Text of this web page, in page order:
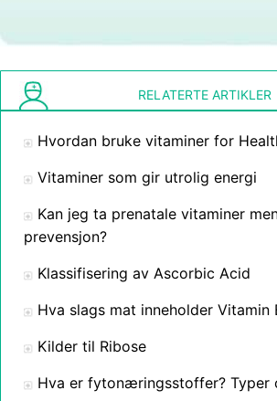
RELATERTE ARTIKLER
Hvordan bruke vitaminer for
Vitaminer som gir utrolig energi
Kan jeg ta prenatale vitaminer
prevensjon?
Klassifisering av Ascorbic Acid
Hva slags mat inneholder Vitamin
Kilder til Ribose
Hva er fytonæringsstoffer? Typer